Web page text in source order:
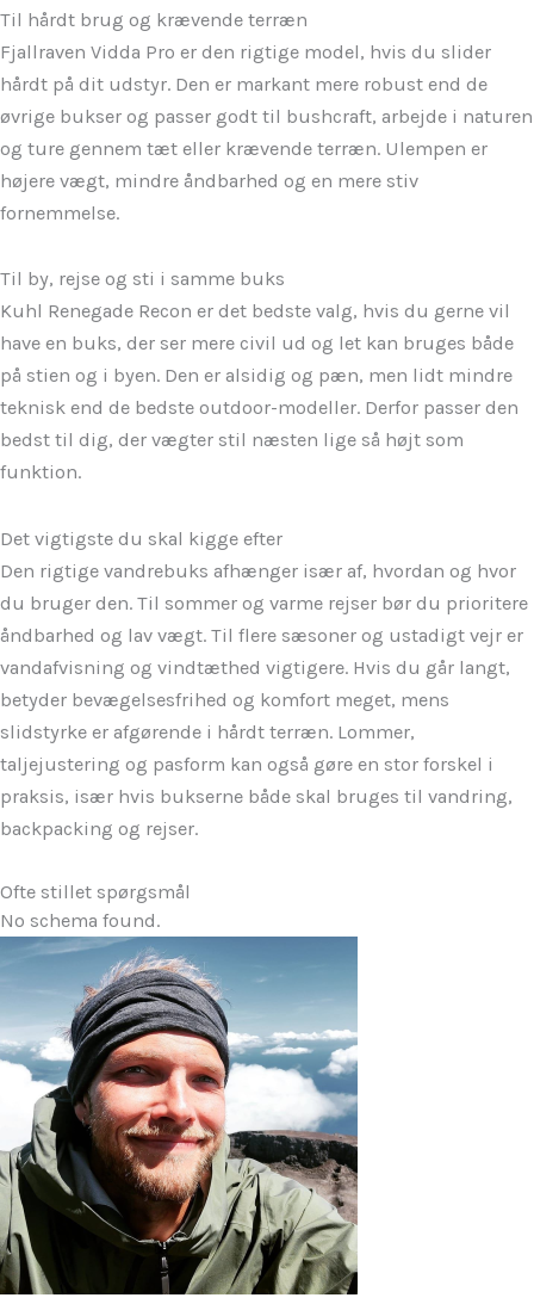
Til hårdt brug og krævende terræn
Fjallraven Vidda Pro er den rigtige model, hvis du slider
hårdt på dit udstyr. Den er markant mere robust end de
øvrige bukser og passer godt til bushcraft, arbejde i naturen
og ture gennem tæt eller krævende terræn. Ulempen er
højere vægt, mindre åndbarhed og en mere stiv
fornemmelse.
Til by, rejse og sti i samme buks
Kuhl Renegade Recon er det bedste valg, hvis du gerne vil
have en buks, der ser mere civil ud og let kan bruges både
på stien og i byen. Den er alsidig og pæn, men lidt mindre
teknisk end de bedste outdoor-modeller. Derfor passer den
bedst til dig, der vægter stil næsten lige så højt som
funktion.
Det vigtigste du skal kigge efter
Den rigtige vandrebuks afhænger især af, hvordan og hvor
du bruger den. Til sommer og varme rejser bør du prioritere
åndbarhed og lav vægt. Til flere sæsoner og ustadigt vejr er
vandafvisning og vindtæthed vigtigere. Hvis du går langt,
betyder bevægelsesfrihed og komfort meget, mens
slidstyrke er afgørende i hårdt terræn. Lommer,
taljejustering og pasform kan også gøre en stor forskel i
praksis, især hvis bukserne både skal bruges til vandring,
backpacking og rejser.
Ofte stillet spørgsmål
No schema found.